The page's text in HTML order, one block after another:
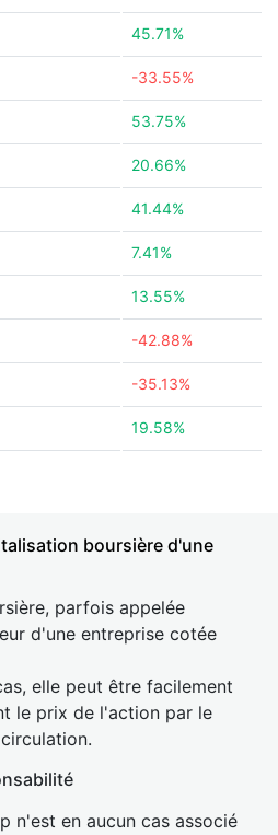
45.71%
-33.55%
53.75%
20.66%
41.44%
7.41%
13.55%
-42.88%
-35.13%
19.58%
boursière d'une
parfois appelée
d'une entreprise cotée
elle peut être facilement
le prix de l'action par le
n'est en aucun cas associé